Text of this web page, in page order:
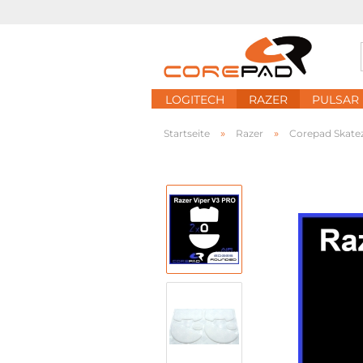
LOGITECH RAZER PULSAR
Startseite » Razer » Corepad